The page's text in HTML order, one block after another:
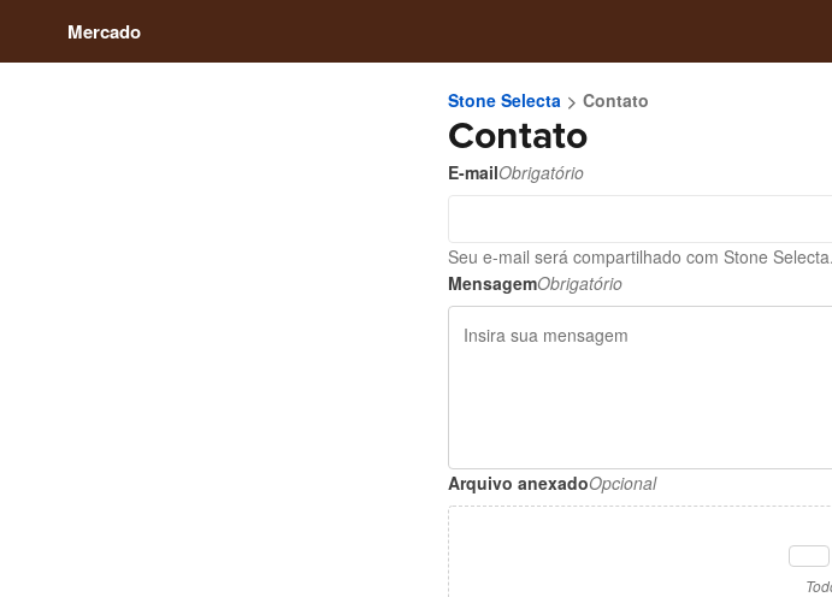
Mercado
Stone Selecta Contato
Contato
E-mailObrigatório
Seu e-mail será compartilhado com Stone Selecta.
MensagemObrigatório
Arquivo anexadoOpcional